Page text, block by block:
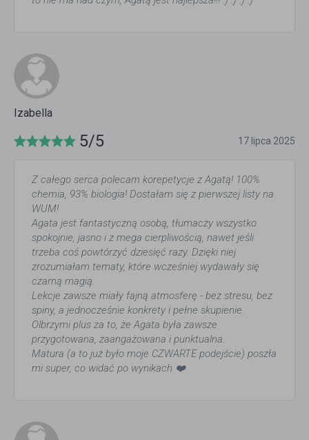
Izabella
5/5 17 lipca 2025
Z całego serca polecam korepetycje z Agatą! 100%
chemia, 93% biologia! Dostałam się z pierwszej listy na
WUM!
Agata jest fantastyczną osobą, tłumaczy wszystko
spokojnie, jasno i z mega cierpliwością, nawet jeśli
trzeba coś powtórzyć dziesięć razy. Dzięki niej
zrozumiałam tematy, które wcześniej wydawały się
czarną magią.
Lekcje zawsze miały fajną atmosferę - bez stresu, bez
spiny, a jednocześnie konkrety i pełne skupienie.
Olbrzymi plus za to, że Agata była zawsze
przygotowana, zaangażowana i punktualna.
Matura (a to już było moje CZWARTE podejście) poszła
mi super, co widać po wynikach ❤️